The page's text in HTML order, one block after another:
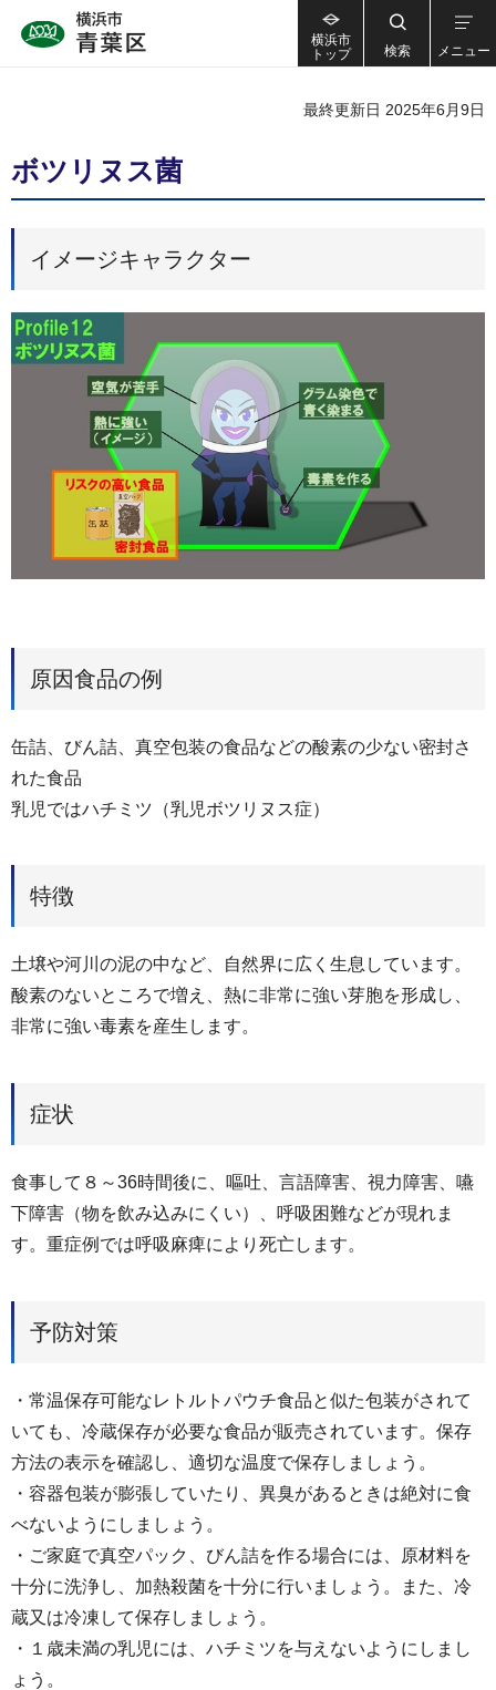
横浜市
トップ
検索 メニュー
最終更新日 2025年6月9日
ボツリヌス菌
イメージキャラクター
原因食品の例
缶詰、びん詰、真空包装の食品などの酸素の少ない密封さ
れた食品
乳児ではハチミツ（乳児ボツリヌス症）
特徴
土壌や河川の泥の中など、自然界に広く生息しています。
酸素のないところで増え、熱に非常に強い芽胞を形成し、
非常に強い毒素を産生します。
症状
食事して８～36時間後に、嘔吐、言語障害、視力障害、嚥
下障害（物を飲み込みにくい）、呼吸困難などが現れま
す。重症例では呼吸麻痺により死亡します。
予防対策
・常温保存可能なレトルトパウチ食品と似た包装がされて
いても、冷蔵保存が必要な食品が販売されています。保存
方法の表示を確認し、適切な温度で保存しましょう。
・容器包装が膨張していたり、異臭があるときは絶対に食
べないようにしましょう。
・ご家庭で真空パック、びん詰を作る場合には、原材料を
十分に洗浄し、加熱殺菌を十分に行いましょう。また、冷
蔵又は冷凍して保存しましょう。
・１歳未満の乳児には、ハチミツを与えないようにしまし
ょう。